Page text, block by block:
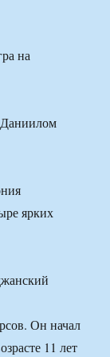
Даниилом
ярких
Он начал
11 лет